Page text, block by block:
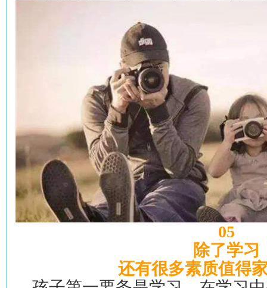
05
除了学习
还有很多素质值得